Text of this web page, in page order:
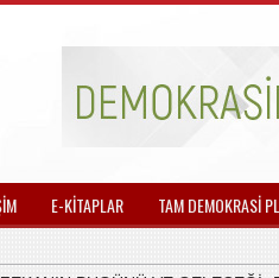
E-KİTAPLAR TAM DEMOKRASİ